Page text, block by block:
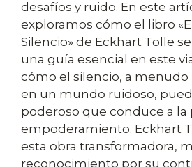
desafíos y ruido. En este
exploramos cómo el libro
Silencio» de Eckhart Tolle
una guía esencial en este
cómo el silencio, a menudo
en un mundo ruidoso,
poderoso que conduce a la
empoderamiento. Eckhart
esta obra transformadora,
reconocimiento por su